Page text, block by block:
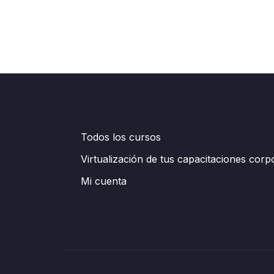
Todos los cursos
Virtualización de tus capacitaciones
Mi cuenta